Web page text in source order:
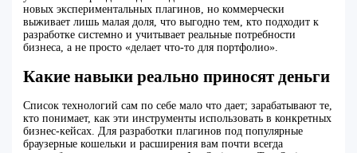
новых экспериментальных плагинов, но коммерчески
выживает лишь малая доля, что выгодно тем, кто подходит к
разработке системно и учитывает реальные потребности
бизнеса, а не просто «делает что-то для портфолио».
Какие навыки реально приносят деньги
Список технологий сам по себе мало что дает; зарабатывают те,
кто понимает, как эти инструменты использовать в конкретных
бизнес-кейсах. Для разработки плагинов под популярные
браузерные кошельки и расширения вам почти всегда